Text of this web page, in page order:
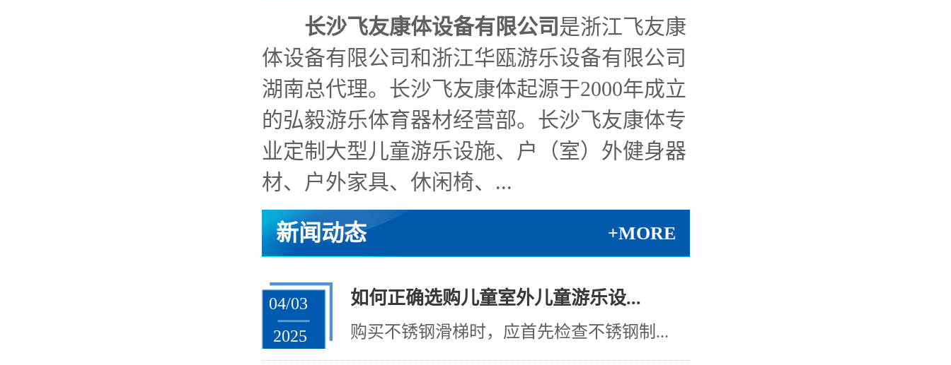
长沙飞友康体设备有限公司是浙江飞友康
体设备有限公司和浙江华瓯游乐设备有限公司
湖南总代理。长沙飞友康体起源于2000年成立
的弘毅游乐体育器材经营部。长沙飞友康体专
业定制大型儿童游乐设施、户（室）外健身器
材、户外家具、休闲椅、...
新闻动态 +MORE
04/03
2025
如何正确选购儿童室外儿童游乐设...
购买不锈钢滑梯时，应首先检查不锈钢制...